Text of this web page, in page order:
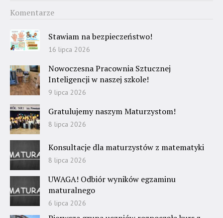
Komentarze
Stawiam na bezpieczeństwo!
16 lipca 2026
Nowoczesna Pracownia Sztucznej
Inteligencji w naszej szkole!
9 lipca 2026
Gratulujemy naszym Maturzystom!
8 lipca 2026
Konsultacje dla maturzystów z matematyki
8 lipca 2026
UWAGA! Odbiór wyników egzaminu
maturalnego
6 lipca 2026